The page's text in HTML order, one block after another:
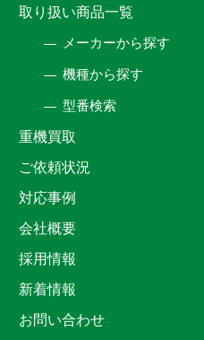
取り扱い商品一覧
メーカーから探す
機種から探す
型番検索
重機買取
ご依頼状況
対応事例
会社概要
採用情報
新着情報
お問い合わせ